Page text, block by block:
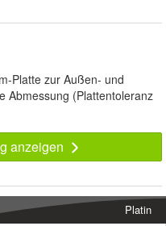
Platte zur Außen- und
Abmessung (Plattentoleranz
anzeigen
Platin